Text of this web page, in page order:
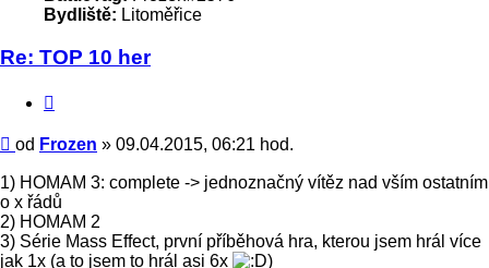
Bydliště: Litoměřice
Re: TOP 10 her
Příspěvek
od Frozen » 09.04.2015, 06:21 hod.
1) HOMAM 3: complete -> jednoznačný vítěz nad vším ostatním
o x řádů
2) HOMAM 2
3) Série Mass Effect, první příběhová hra, kterou jsem hrál více
jak 1x (a to jsem to hrál asi 6x
)